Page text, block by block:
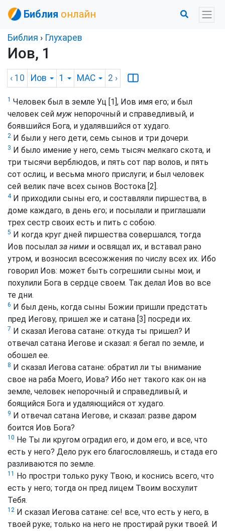
Библия онлайн
Библия › Глухарев
Иов, 1
‹ 10 Иов 1 MAC 2 ›
1 Человек был в земле Уц [1], Иов имя его; и был
человек сей муж непорочный и справедливый, и
боявшийся Бога, и удалявшийся от худаго.
2 И были у него дети, семь сынов и три дочери.
3 И было имение у него, семь тысяч мелкаго скота, и
три тысячи верблюдов, и пять сот пар волов, и пять
сот ослиц, и весьма много прислуги; и был человек
сей велик паче всех сынов Востока [2].
4И приходили сыны его, и составляли пиршества, в
доме каждаго, в день его; и посылали и приглашали
трех сестр своих есть и пить с собою.
5 И когда круг дней пиршества совершался, тогда
Иов посылал за ними и освящал их, и вставал рано
утром, и возносил всесожжения по числу всех их. Ибо
говорил Иов: может быть согрешили сыны мои, и
похулили Бога в сердце своем. Так делал Иов во все
те дни.
6 И был день, когда сыны Божии пришли предстать
пред Иегову, пришел же и сатана [3] посреди их.
7 И сказал Иегова сатане: откуда ты пришел? И
отвечал сатана Иегове и сказал: я бегал по земле, и
обошел ее.
8 И сказал Иегова сатане: обратил ли ты внимание
свое на раба Моего, Иова? Ибо нет такого как он на
земле, человек непорочный и справедливый, и
боящийся Бога и удаляющийся от худаго.
9 И отвечал сатана Иегове, и сказал: разве даром
боится Иов Бога?
10 Не Ты ли кругом оградил его, и дом его, и все, что
есть у него? Дело рук его благословляешь, и стада его
разливаются по земле.
11
Но простри только руку Твою, и коснись всего, что
есть у него; тогда он пред лицем Твоим восхулит
Тебя.
12 И сказал Иегова сатане: се! все, что есть у него, в
твоей руке; только на него не простирай руки твоей. И